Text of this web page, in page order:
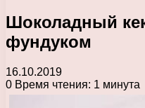
Шоколадный
фундуком
16.10.2019
0 Время чтения: 1 минута